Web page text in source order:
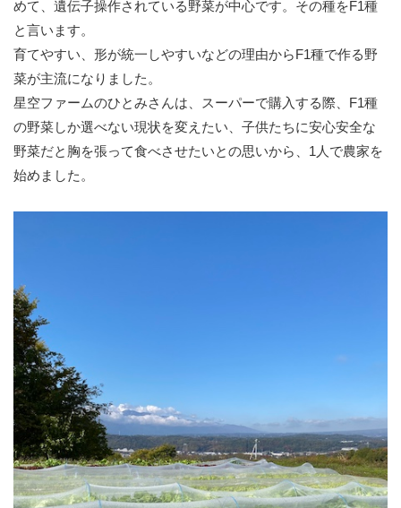
めて、遺伝子操作されている野菜が中心です。その種をF1種
と言います。
育てやすい、形が統一しやすいなどの理由からF1種で作る野
菜が主流になりました。
星空ファームのひとみさんは、スーパーで購入する際、F1種
の野菜しか選べない現状を変えたい、子供たちに安心安全な
野菜だと胸を張って食べさせたいとの思いから、1人で農家を
始めました。